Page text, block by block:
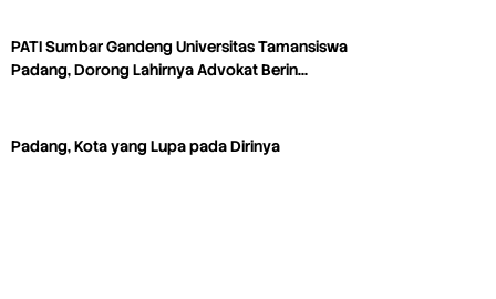
PATI Sumbar Gandeng Universitas Tamansiswa
Padang, Dorong Lahirnya Advokat Berin…
Padang, Kota yang Lupa pada Dirinya